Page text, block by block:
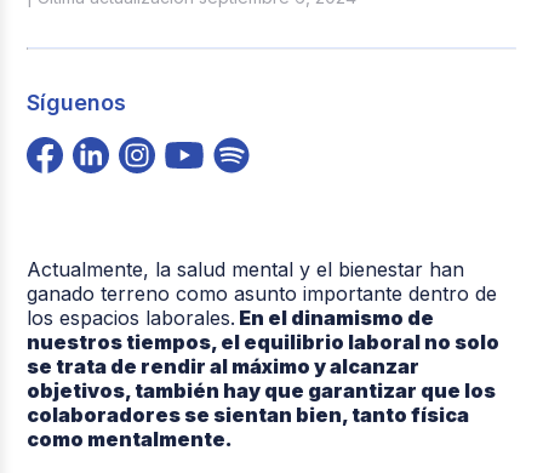
Síguenos
Actualmente, la salud mental y el bienestar han
ganado terreno como asunto importante dentro de
los espacios laborales. En el dinamismo de
nuestros tiempos, el equilibrio laboral no solo
se trata de rendir al máximo y alcanzar
objetivos, también hay que garantizar que los
colaboradores se sientan bien, tanto física
como mentalmente.